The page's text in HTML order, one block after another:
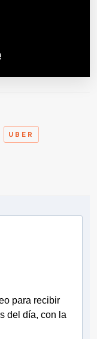
UBER
para recibir
del día, con la